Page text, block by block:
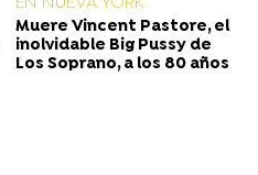
Muere Vincent Pastore, el
inolvidable Big Pussy de
Los Soprano, a los 80 años